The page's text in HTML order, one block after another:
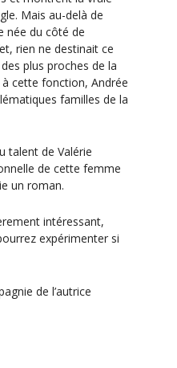
Mais au-delà de
née du côté de
rien ne destinait ce
plus proches de la
à cette fonction, Andrée
familles de la
talent de Valérie
de cette femme
un roman.
intéressant,
expérimenter si
de l’autrice